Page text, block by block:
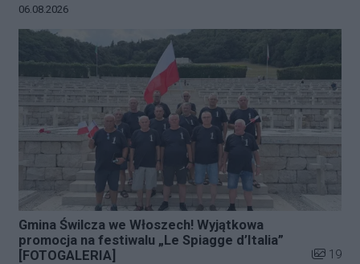
Data dodania galerii:
06.08.2026
Gmina Świlcza we Włoszech! Wyjątkowa
promocja na festiwalu „Le Spiagge d’Italia”
[FOTOGALERIA]
Liczba
19